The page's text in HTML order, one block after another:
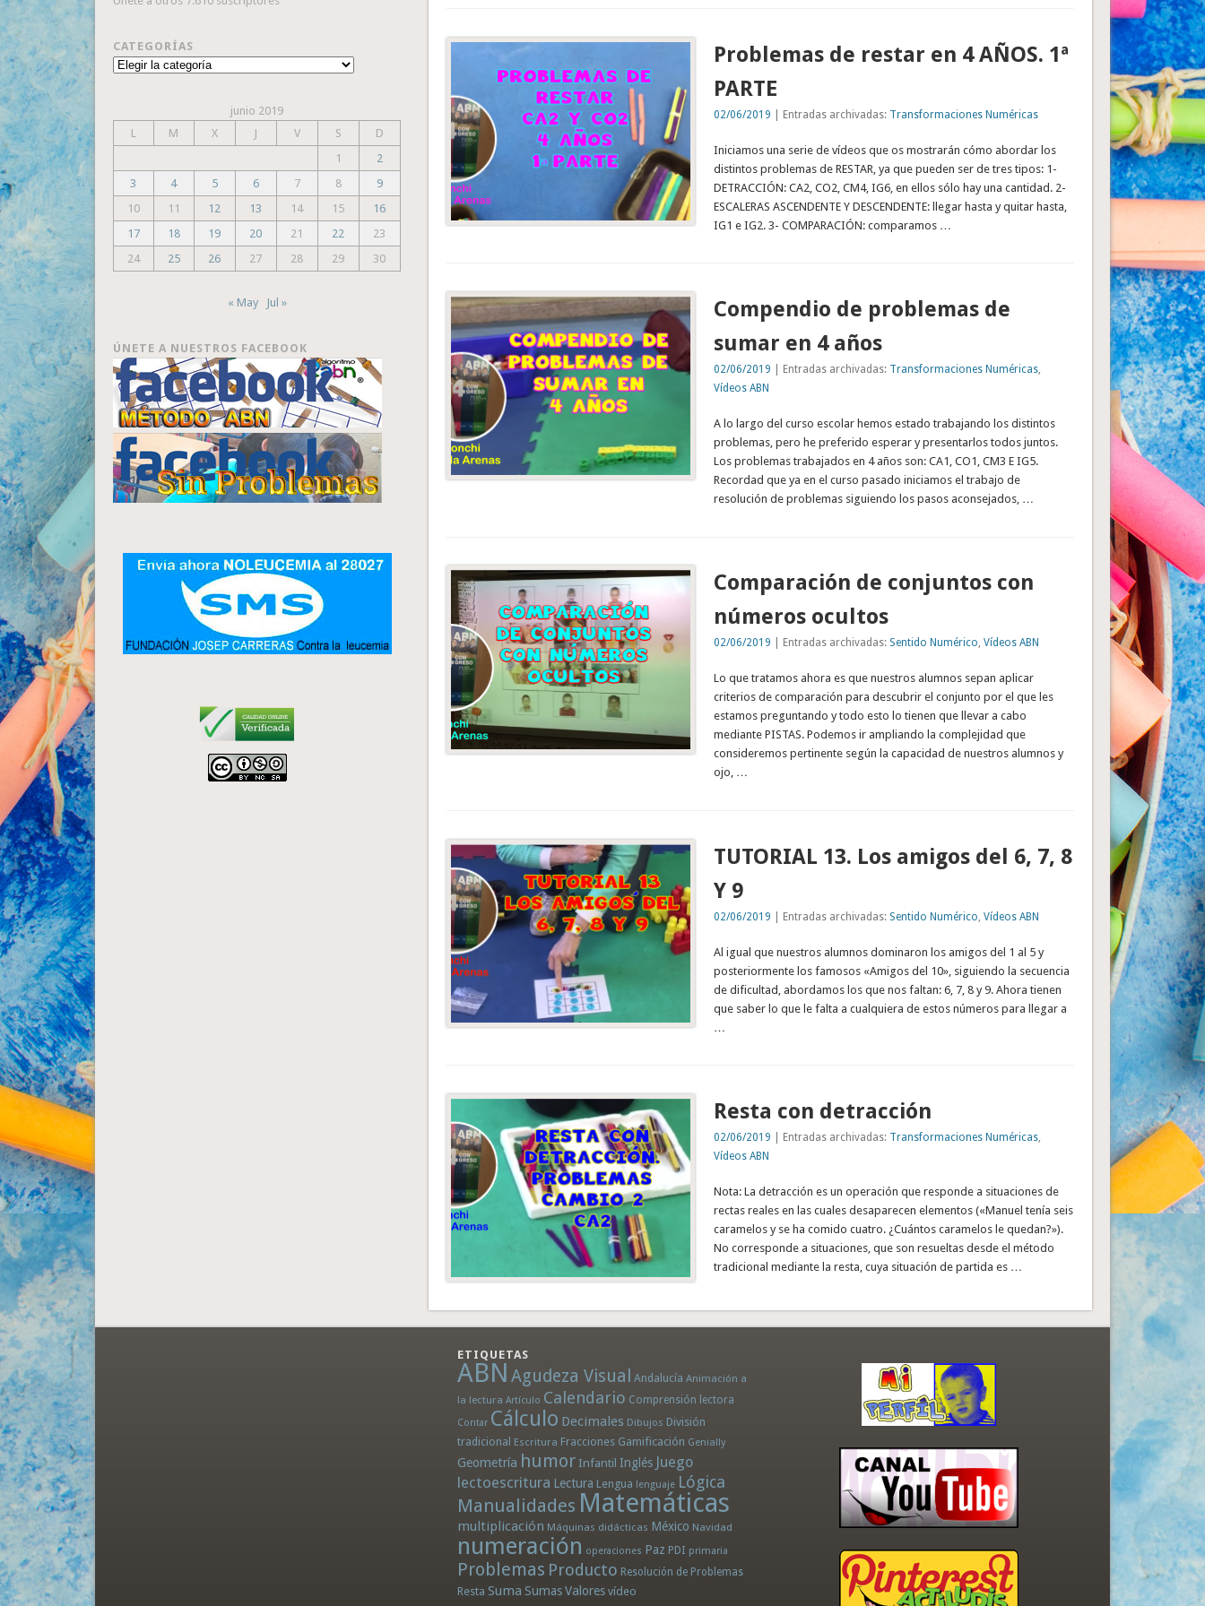
Problemas de restar en 4 AÑOS. 1ª
PARTE
02/06/2019 | Entradas archivadas: Transformaciones Numéricas
Iniciamos una serie de vídeos que os mostrarán cómo abordar los
distintos problemas de RESTAR, ya que pueden ser de tres tipos: 1-
DETRACCIÓN: CA2, CO2, CM4, IG6, en ellos sólo hay una cantidad. 2-
ESCALERAS ASCENDENTE Y DESCENDENTE: llegar hasta y quitar hasta,
IG1 e IG2. 3- COMPARACIÓN: comparamos …
Compendio de problemas de
sumar en 4 años
02/06/2019 | Entradas archivadas: Transformaciones Numéricas,
Vídeos ABN
A lo largo del curso escolar hemos estado trabajando los distintos
problemas, pero he preferido esperar y presentarlos todos juntos.
Los problemas trabajados en 4 años son: CA1, CO1, CM3 E IG5.
Recordad que ya en el curso pasado iniciamos el trabajo de
resolución de problemas siguiendo los pasos aconsejados, …
Comparación de conjuntos con
números ocultos
02/06/2019 | Entradas archivadas: Sentido Numérico, Vídeos ABN
Lo que tratamos ahora es que nuestros alumnos sepan aplicar
criterios de comparación para descubrir el conjunto por el que les
estamos preguntando y todo esto lo tienen que llevar a cabo
mediante PISTAS. Podemos ir ampliando la complejidad que
consideremos pertinente según la capacidad de nuestros alumnos y
ojo, …
TUTORIAL 13. Los amigos del 6, 7, 8
Y 9
02/06/2019 | Entradas archivadas: Sentido Numérico Vídeos ABN
Al igual que nuestros alumnos dominaron los amigos del 1 al 5 y
posteriormente los famosos «Amigos del 10», siguiendo la secuencia
de dificultad, abordamos los que nos faltan: 6, 7, 8 y 9. Ahora tienen
que saber lo que le falta a cualquiera de estos números para llegar a
…
Resta con detracción
02/06/2019 | Entradas archivadas: Transformaciones Numéricas,
Vídeos ABN
Nota: La detracción es un operación que responde a situaciones de
rectas reales en las cuales desaparecen elementos («Manuel tenía seis
caramelos y se ha comido cuatro. ¿Cuántos caramelos le quedan?»).
No corresponde a situaciones, que son resueltas desde el método
tradicional mediante la resta, cuya situación de partida es …
CATEGORÍAS
Categorías
junio 2019
L
M X J V S
D
1
2
3
4 5 6 7 8
9
10
11 12 13 14 15
16
17
18 19 20 21 22
23
24
25 26 27 28 29 30
« May Jul »
ÚNETE A NUESTROS FACEBOOK
ETIQUETAS
ABN Agudeza Visual Andalucía Animación a
la lectura Artículo Calendario Comprensión lectora
Contar Cálculo Decimales Dibujos División
tradicional Escritura Fracciones Gamificación Genially
Geometría humor Infantil Inglés Juego
lectoescritura Lectura Lengua lenguaje Lógica
Manualidades Matemáticas
multiplicación Máquinas didácticas México Navidad
numeración operaciones Paz PDI primaria
Problemas Producto Resolución de Problemas
Resta Suma SumasValores vídeo